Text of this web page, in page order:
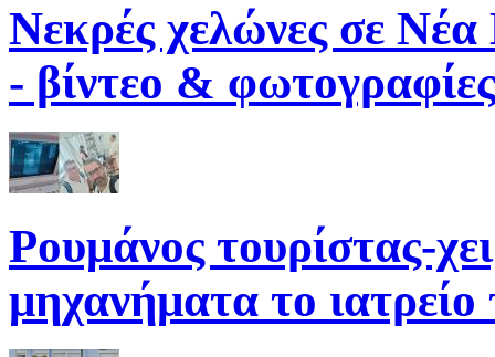
Νεκρές χελώνες σε
- βίντεο & φωτογραφίες
Ρουμάνος τουρίστας-
μηχανήματα το